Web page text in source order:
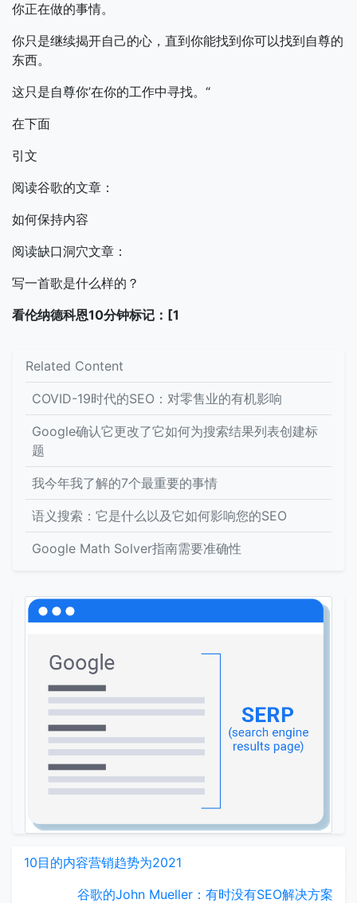
你正在做的事情。
你只是继续揭开自己的心，直到你能找到你可以找到自尊的
东西。
这只是自尊你’在你的工作中寻找。“
在下面
引文
阅读谷歌的文章：
如何保持内容
阅读缺口洞穴文章：
写一首歌是什么样的？
看伦纳德科恩10分钟标记：[1
Related Content
COVID-19时代的SEO：对零售业的有机影响
Google确认它更改了它如何为搜索结果列表创建标
题
我今年我了解的7个最重要的事情
语义搜索：它是什么以及它如何影响您的SEO
Google Math Solver指南需要准确性
10目的内容营销趋势为2021
谷歌的John Mueller：有时没有SEO解决方案